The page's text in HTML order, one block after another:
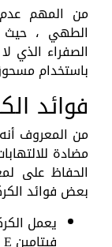
من المهم
الطهي ، حيث
الصفراء الذي
باستخدام
فوائد
من المعروف
مضادة
الحفاظ على
بعض فوائد
يعمل